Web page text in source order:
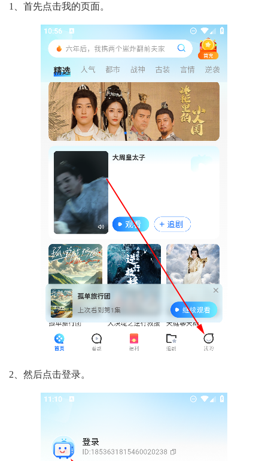
1、首先点击我的页面。
2、然后点击登录。